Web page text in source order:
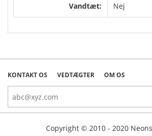
Vandtæt: Nej
KONTAKT OS VEDTÆGTER OM OS
Copyright © 2010 - 2020